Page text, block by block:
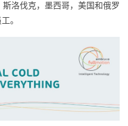
洛伐克，墨西哥，美国和俄罗
。